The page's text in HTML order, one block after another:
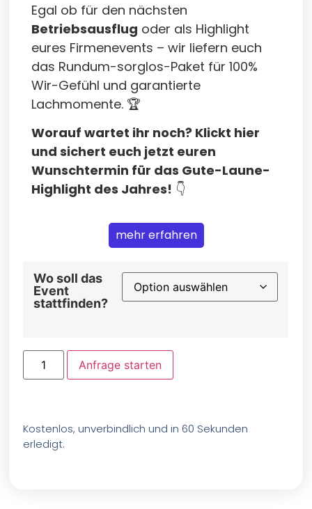
Egal ob für den nächsten
Betriebsausflug oder als Highlight
eures Firmenevents – wir liefern euch
das Rundum-sorglos-Paket für 100%
Wir-Gefühl und garantierte
Lachmomente. 🏆
Worauf wartet ihr noch? Klickt hier
und sichert euch jetzt euren
Wunschtermin für das Gute-Laune-
Highlight des Jahres! 👇
mehr erfahren
Wo soll das
Event
stattfinden?
Anfrage starten
Kostenlos, unverbindlich und in 60 Sekunden
erledigt.